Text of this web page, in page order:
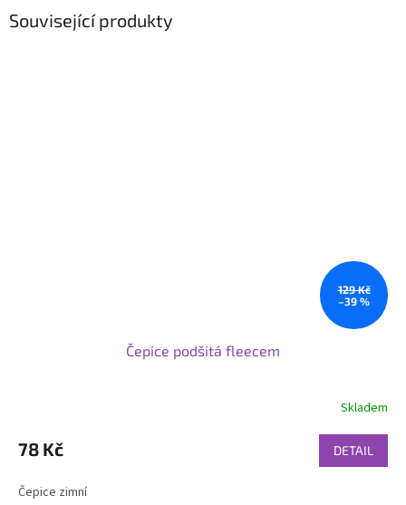
Související produkty
129 Kč
–39 %
Čepice podšitá fleecem
Skladem
78 Kč DETAIL
Čepice zimní